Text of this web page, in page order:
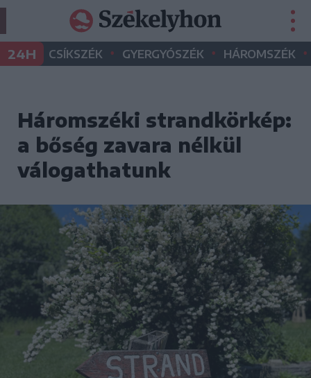
24H CSÍKSZÉK • GYERGYÓSZÉK • HÁROMSZÉK •
Háromszéki strandkörkép:
a bőség zavara nélkül
válogathatunk